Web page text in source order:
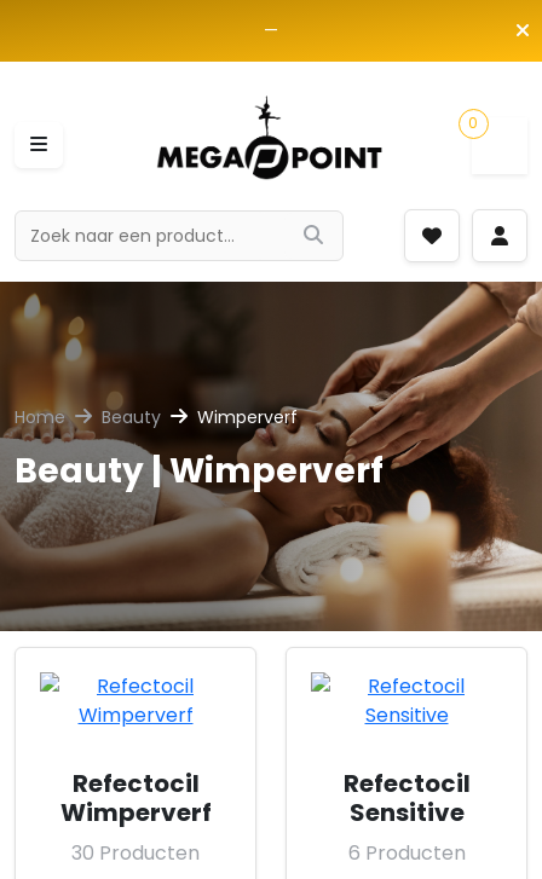
—
0
Home Beauty Wimperverf
Beauty | Wimperverf
Refectocil
Wimperverf
30 Producten
Refectocil
Sensitive
6 Producten